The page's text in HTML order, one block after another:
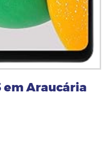
em Araucária